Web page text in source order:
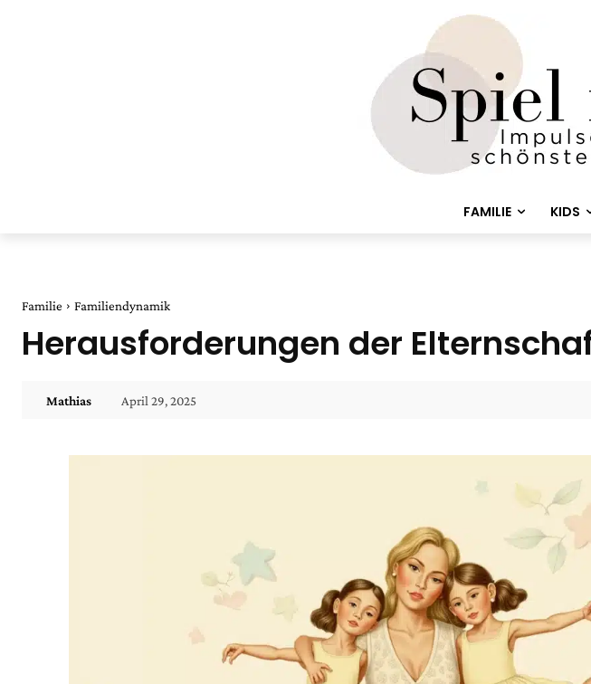
FAMILIE KIDS
Familie Familiendynamik
Herausforderungen der
Mathias April 29, 2025